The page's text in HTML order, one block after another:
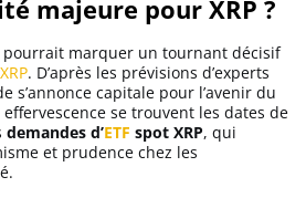
majeure pour XRP ?
pourrait marquer un tournant décisif
XRP. D’après les prévisions d’experts
s’annonce capitale pour l’avenir du
se trouvent les dates de
demandes d’ETF spot XRP, qui
et prudence chez les